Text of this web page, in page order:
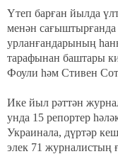
Үтеп барған йылда
менән
урланғандарының
тарафынан баштары
Фоули һәм Стивен
Ике йыл рәттән
унда 15 репортер
Украинала, дүртәр
элек 71 журналистың